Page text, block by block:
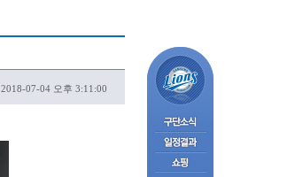
2018-07-04 오후 3:11:00